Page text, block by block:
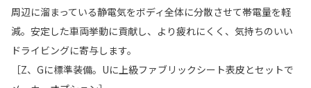
周辺に溜まっている静電気をボディ全体に分散させて帯電量を軽
減。安定した車両挙動に貢献し、より疲れにくく、気持ちのいい
ドライビングに寄与します。
［Z、Gに標準装備。Uに上級ファブリックシート表皮とセットで